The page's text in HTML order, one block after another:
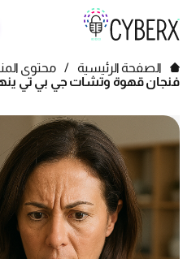
الصفحة الرئيسية / محتوى
فنجان قهوة وتشات جي بي تي